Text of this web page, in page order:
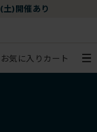
(土)開催あり
お気に入り カート